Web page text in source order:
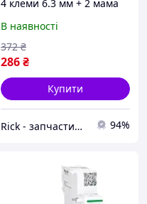
4 клеми 6.3 мм + 2 мама
холодильника (IC4-33)
В наявності
286₴
372 ₴
Купити
Rick - запчастини та аксесуари до побутової техніки. 94%